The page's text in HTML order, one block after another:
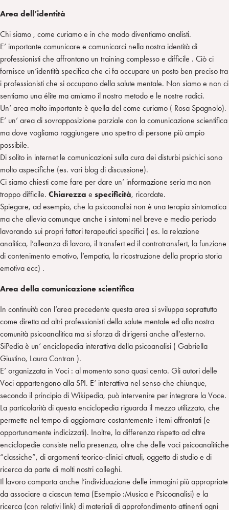
Area dell’identità
Chi siamo , come curiamo e in che modo diventiamo analisti.
E’ importante comunicare e comunicarci nella nostra identità di
professionisti che affrontano un training complesso e difficile . Ciò ci
fornisce un’identità specifica che ci fa occupare un posto ben preciso tra
i professionisti che si occupano della salute mentale. Non siamo e non ci
sentiamo una élite ma amiamo il nostro metodo e le nostre radici.
Un’ area molto importante è quella del come curiamo ( Rosa Spagnolo).
E’ un’ area di sovrapposizione parziale con la comunicazione scientifica
ma dove vogliamo raggiungere uno spettro di persone più ampio
possibile.
Di solito in internet le comunicazioni sulla cura dei disturbi psichici sono
molto aspecifiche (es. vari blog di discussione).
Ci siamo chiesti come fare per dare un’ informazione seria ma non
troppo difficile. Chiarezza e specificità, ricordate.
Spiegare, ad esempio, che la psicoanalisi non è una terapia sintomatica
ma che allevia comunque anche i sintomi nel breve e medio periodo
lavorando sui propri fattori terapeutici specifici ( es. la relazione
analitica, l’alleanza di lavoro, il transfert ed il controtransfert, la funzione
di contenimento emotivo, l’empatia, la ricostruzione della propria storia
emotiva ecc) .
Area della comunicazione scientifica
In continuità con l’area precedente questa area si sviluppa soprattutto
come diretta ad altri professionisti della salute mentale ed alla nostra
comunità psicoanalitica ma si sforza di dirigersi anche all’esterno.
SiPedia è un’ enciclopedia interattiva della psicoanalisi ( Gabriella
Giustino, Laura Contran ).
E’ organizzata in Voci : al momento sono quasi cento. Gli autori delle
Voci appartengono alla SPI. E’ interattiva nel senso che chiunque,
secondo il principio di Wikipedia, può intervenire per integrare la Voce.
La particolarità di questa enciclopedia riguarda il mezzo utilizzato, che
permette nel tempo di aggiornare costantemente i temi affrontati (e
opportunamente indicizzati). Inoltre, la differenza rispetto ad altre
enciclopedie consiste nella presenza, oltre che delle voci psicoanalitiche
“classiche”, di argomenti teorico-clinici attuali, oggetto di studio e di
ricerca da parte di molti nostri colleghi.
Il lavoro comporta anche l’individuazione delle immagini più appropriate
da associare a ciascun tema (Esempio :Musica e Psicoanalisi) e la
ricerca (con relativi link) di materiali di approfondimento attinenti ogni